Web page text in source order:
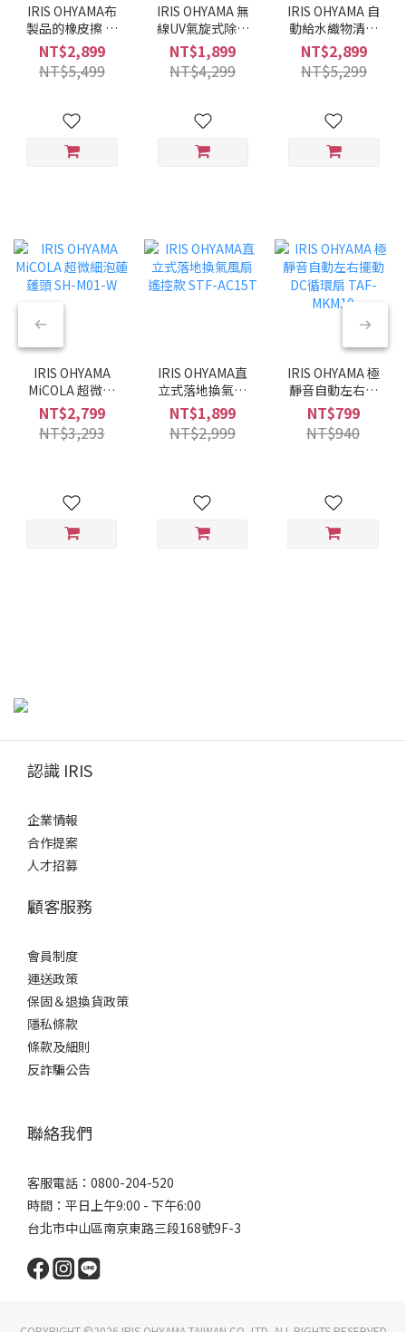
IRIS OHYAMA布
製品的橡皮擦 織
物清潔機RNS-
300(布沙發/地毯
床墊/寵物髒污清
NT$2,899
NT$5,499
IRIS OHYAMA 無
線UV氣旋式除塵
螨機 IC-FDC1(智
慧髒污感應指示
燈/除塵除螨/UV
NT$1,899
NT$4,299
IRIS OHYAMA 自
動給水織物清潔
機 RNS-P10（布
製品橡皮擦/強力
去汙/沙發地毯床
NT$2,899
NT$5,299
IRIS OHYAMA
MiCOLA 超微細
泡蓮蓬頭 SH-
M01-W
NT$2,799
NT$3,293
IRIS OHYAMA直
立式落地換氣風
扇 遙控款 STF-
AC15T
NT$1,899
NT$2,999
IRIS OHYAMA 極
靜音自動左右擺
動DC循環扇
TAF-MKM10
NT$799
NT$940
認識 IRIS
企業情報
合作提案
人才招募
顧客服務
會員制度
運送政策
保固＆退換貨政策
隱私條款
條款及細則
反詐騙公告
聯絡我們
客服電話：0800-204-520
時間：平日上午9:00 - 下午6:00
台北市中山區南京東路三段168號9F-3